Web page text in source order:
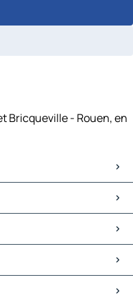
Bricqueville - Rouen, en